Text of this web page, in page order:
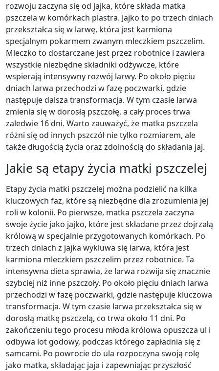
rozwoju zaczyna się od jajka, które składa matka
pszczela w komórkach plastra. Jajko to po trzech dniach
przekształca się w larwę, która jest karmiona
specjalnym pokarmem zwanym mleczkiem pszczelim.
Mleczko to dostarczane jest przez robotnice i zawiera
wszystkie niezbędne składniki odżywcze, które
wspierają intensywny rozwój larwy. Po około pięciu
dniach larwa przechodzi w fazę poczwarki, gdzie
następuje dalsza transformacja. W tym czasie larwa
zmienia się w dorosłą pszczołę, a cały proces trwa
zaledwie 16 dni. Warto zauważyć, że matka pszczela
różni się od innych pszczół nie tylko rozmiarem, ale
także długością życia oraz zdolnością do składania jaj.
Jakie są etapy życia matki pszczelej
Etapy życia matki pszczelej można podzielić na kilka
kluczowych faz, które są niezbędne dla zrozumienia jej
roli w kolonii. Po pierwsze, matka pszczela zaczyna
swoje życie jako jajko, które jest składane przez dojrzałą
królową w specjalnie przygotowanych komórkach. Po
trzech dniach z jajka wykluwa się larwa, która jest
karmiona mleczkiem pszczelim przez robotnice. Ta
intensywna dieta sprawia, że larwa rozwija się znacznie
szybciej niż inne pszczoły. Po około pięciu dniach larwa
przechodzi w fazę poczwarki, gdzie następuje kluczowa
transformacja. W tym czasie larwa przekształca się w
dorosłą matkę pszczelą, co trwa około 11 dni. Po
zakończeniu tego procesu młoda królowa opuszcza ul i
odbywa lot godowy, podczas którego zapładnia się z
samcami. Po powrocie do ula rozpoczyna swoją rolę
jako matka, składając jaja i zapewniając przyszłość